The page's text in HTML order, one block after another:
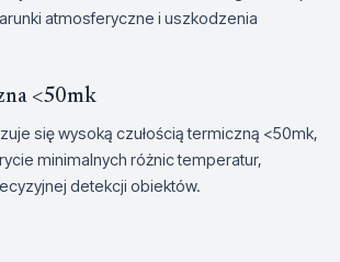
atmosferyczne i uszkodzenia
<50mk
się wysoką czułością termiczną <50mk,
minimalnych różnic temperatur,
detekcji obiektów.